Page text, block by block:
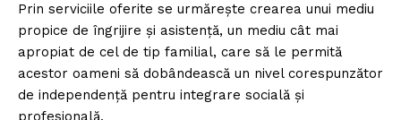
Prin serviciile oferite se urmărește crearea unui mediu
propice de îngrijire și asistență, un mediu cât mai
apropiat de cel de tip familial, care să le permită
acestor oameni să dobândească un nivel corespunzător
de independență pentru integrare socială și
profesională.